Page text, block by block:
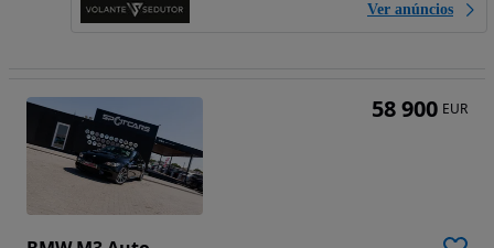
Ver anúncios
58 900 EUR